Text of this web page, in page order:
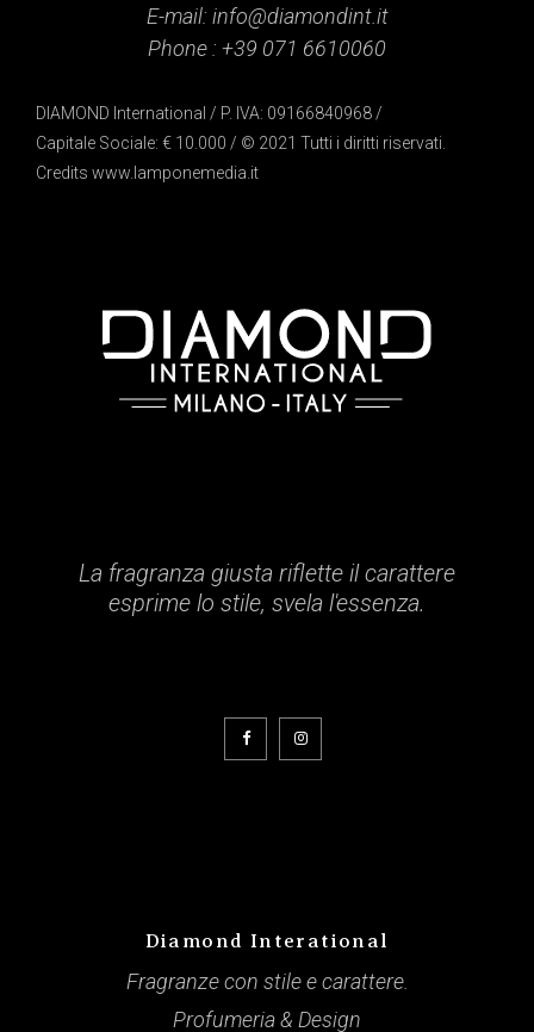
E-mail: info@diamondint.it
Phone : +39 071 6610060
DIAMOND International / P. IVA: 09166840968 /
Capitale Sociale: € 10.000 / © 2021 Tutti i diritti riservati.
Credits www.lamponemedia.it
La fragranza giusta riflette il carattere
esprime lo stile, svela l'essenza.
Diamond Interational
Fragranze con stile e carattere.
Profumeria & Design